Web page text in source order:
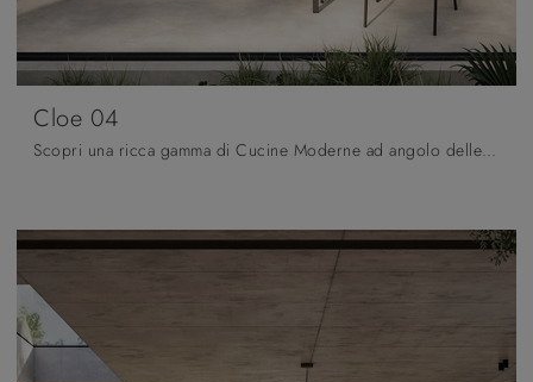
Cloe 04
Scopri una ricca gamma di Cucine Moderne ad angolo delle migliori marche: abbiamo selezionato per te le più originali soluzioni Arredo3, ...